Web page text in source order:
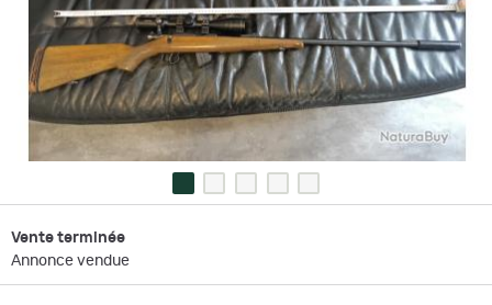
Vente terminée
Annonce vendue